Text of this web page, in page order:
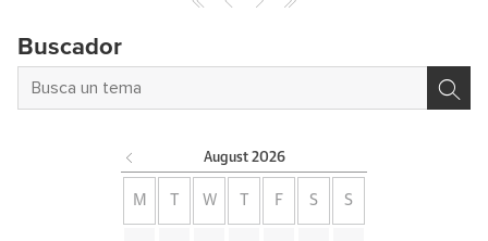
Buscador
August 2026
M W F S S